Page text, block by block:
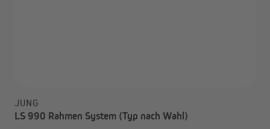
JUNG
LS 990 Rahmen System (Typ nach Wahl)